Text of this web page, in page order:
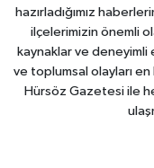
hazırladığımız
ilçelerimizin önemli
kaynaklar ve
ve toplumsal olayları en
Hürsöz Gazetesi ile